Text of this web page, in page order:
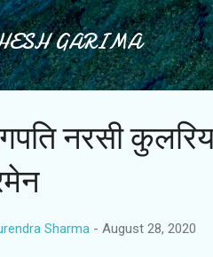
GARIMA
नरसी
Sharma - August 28, 2020